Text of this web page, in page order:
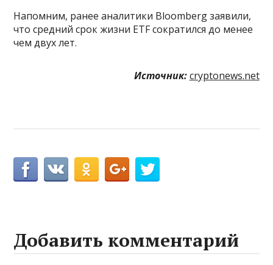
Напомним, ранее аналитики Bloomberg заявили,
что средний срок жизни ETF сократился до менее
чем двух лет.
Источник: cryptonews.net
Добавить комментарий